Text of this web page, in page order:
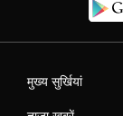
मुख्य सुर्खियां